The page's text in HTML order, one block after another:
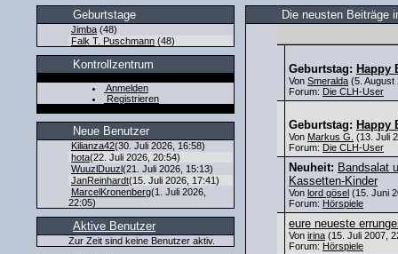
Geburtstage
Jimba (48)
Falk T. Puschmann (48)
Kontrollzentrum
Anmelden
Registrieren
Neue Benutzer
Kilianza42(30. Juli 2026, 16:58)
hota(22. Juli 2026, 20:54)
WuuzlDuuzl(21. Juli 2026, 15:13)
JanReinhardt(15. Juli 2026, 17:41)
MarcelKronenberg(1. Juli 2026,
22:05)
Aktive Benutzer
Zur Zeit sind keine Benutzer aktiv.
Die neusten Beiträge
Geburtstag: Happy
Von Smeralda (5. August
Forum: Die CLH-User
Geburtstag: Happy
Von Markus G. (13. Juli
Forum: Die CLH-User
Neuheit: Bandsalat
Kassetten-Kinder
Von lord gösel (15. Juni
Forum: Hörspiele
eure neueste
Von irina (15. Juli 2007,
Forum: Hörspiele